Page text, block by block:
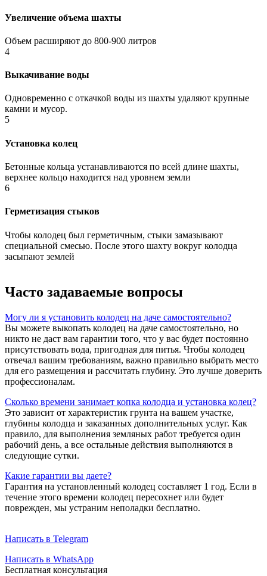
Увеличение объема шахты
Объем расширяют до 800-900 литров
4
Выкачивание воды
Одновременно с откачкой воды из шахты удаляют крупные
камни и мусор.
5
Установка колец
Бетонные кольца устанавливаются по всей длине шахты,
верхнее кольцо находится над уровнем земли
6
Герметизация стыков
Чтобы колодец был герметичным, стыки замазывают
специальной смесью. После этого шахту вокруг колодца
засыпают землей
Часто задаваемые вопросы
Могу ли я установить колодец на даче самостоятельно?
Вы можете выкопать колодец на даче самостоятельно, но
никто не даст вам гарантии того, что у вас будет постоянно
присутствовать вода, пригодная для питья. Чтобы колодец
отвечал вашим требованиям, важно правильно выбрать место
для его размещения и рассчитать глубину. Это лучше доверить
профессионалам.
Сколько времени занимает копка колодца и установка колец?
Это зависит от характеристик грунта на вашем участке,
глубины колодца и заказанных дополнительных услуг. Как
правило, для выполнения земляных работ требуется один
рабочий день, а все остальные действия выполняются в
следующие сутки.
Какие гарантии вы даете?
Гарантия на установленный колодец составляет 1 год. Если в
течение этого времени колодец пересохнет или будет
поврежден, мы устраним неполадки бесплатно.
Написать в Telegram
Написать в WhatsApp
Бесплатная консультация